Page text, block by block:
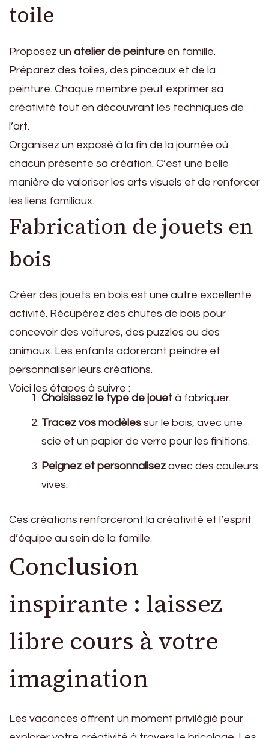
toile
Proposez un atelier de peinture en famille.
Préparez des toiles, des pinceaux et de la
peinture. Chaque membre peut exprimer sa
créativité tout en découvrant les techniques de
l’art.
Organisez un exposé à la fin de la journée où
chacun présente sa création. C’est une belle
manière de valoriser les arts visuels et de renforcer
les liens familiaux.
Fabrication de jouets en
bois
Créer des jouets en bois est une autre excellente
activité. Récupérez des chutes de bois pour
concevoir des voitures, des puzzles ou des
animaux. Les enfants adoreront peindre et
personnaliser leurs créations.
Voici les étapes à suivre :
Choisissez le type de jouet à fabriquer.
Tracez vos modèles sur le bois, avec une
scie et un papier de verre pour les finitions.
Peignez et personnalisez avec des couleurs
vives.
Ces créations renforceront la créativité et l’esprit
d’équipe au sein de la famille.
Conclusion
inspirante : laissez
libre cours à votre
imagination
Les vacances offrent un moment privilégié pour